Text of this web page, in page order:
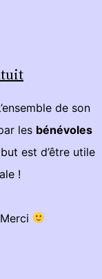
de son
les bénévoles
est d’être utile
!